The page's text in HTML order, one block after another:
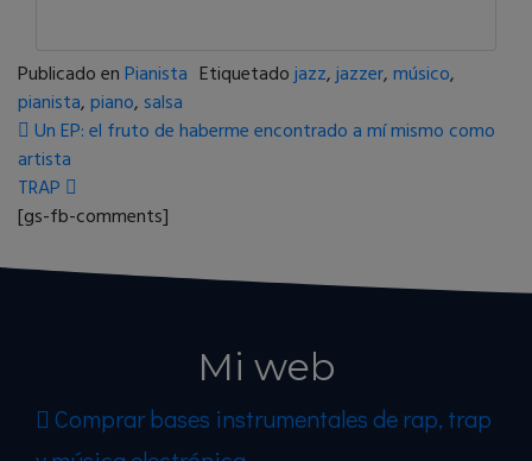
Publicado enPianista Etiquetadojazz,jazzer,músico,
pianista,piano, salsa
Navegación de entradas
Un EP: el fruto de haberme encontrado a mí mismo como
artista
TRAP
[gs-fb-comments]
Mi web
Comprar bases instrumentales de rap, trap